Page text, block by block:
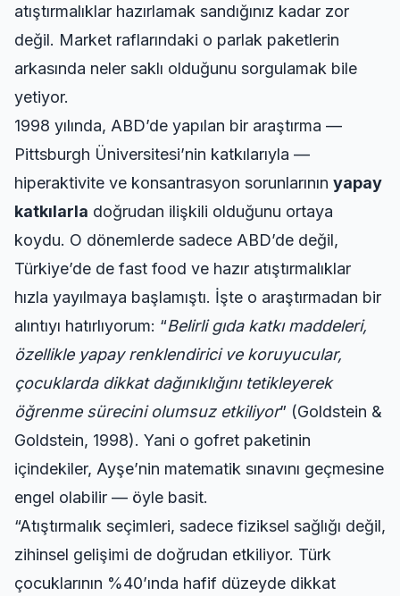
atıştırmalıklar hazırlamak sandığınız kadar zor
değil. Market raflarındaki o parlak paketlerin
arkasında neler saklı olduğunu sorgulamak bile
yetiyor.
1998 yılında, ABD’de yapılan bir araştırma —
Pittsburgh Üniversitesi’nin katkılarıyla —
hiperaktivite ve konsantrasyon sorunlarının yapay
katkılarla doğrudan ilişkili olduğunu ortaya
koydu. O dönemlerde sadece ABD’de değil,
Türkiye’de de fast food ve hazır atıştırmalıklar
hızla yayılmaya başlamıştı. İşte o araştırmadan bir
alıntıyı hatırlıyorum: “Belirli gıda katkı maddeleri,
özellikle yapay renklendirici ve koruyucular,
çocuklarda dikkat dağınıklığını tetikleyerek
öğrenme sürecini olumsuz etkiliyor” (Goldstein &
Goldstein, 1998). Yani o gofret paketinin
içindekiler, Ayşe’nin matematik sınavını geçmesine
engel olabilir — öyle basit.
“Atıştırmalık seçimleri, sadece fiziksel sağlığı değil,
zihinsel gelişimi de doğrudan etkiliyor. Türk
çocuklarının %40’ında hafif düzeyde dikkat